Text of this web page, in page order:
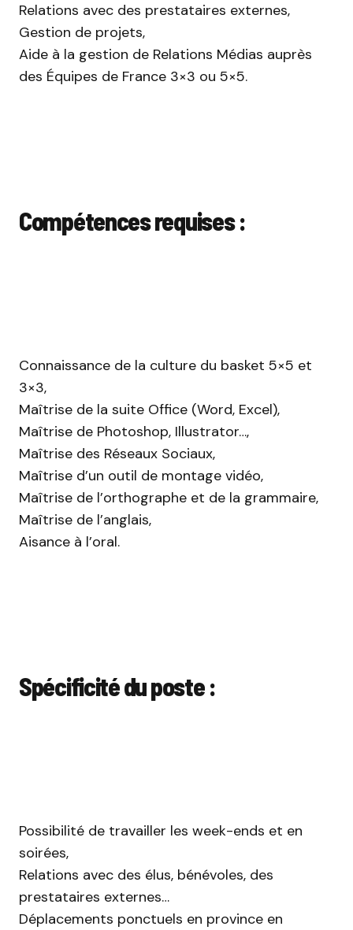
Relations avec des prestataires externes,
Gestion de projets,
Aide à la gestion de Relations Médias auprès
des Équipes de France 3×3 ou 5×5.
Compétences requises :
Connaissance de la culture du basket 5×5 et
3×3,
Maîtrise de la suite Office (Word, Excel),
Maîtrise de Photoshop, Illustrator…,
Maîtrise des Réseaux Sociaux,
Maîtrise d’un outil de montage vidéo,
Maîtrise de l’orthographe et de la grammaire,
Maîtrise de l’anglais,
Aisance à l’oral.
Spécificité du poste :
Possibilité de travailler les week-ends et en
soirées,
Relations avec des élus, bénévoles, des
prestataires externes…
Déplacements ponctuels en province en